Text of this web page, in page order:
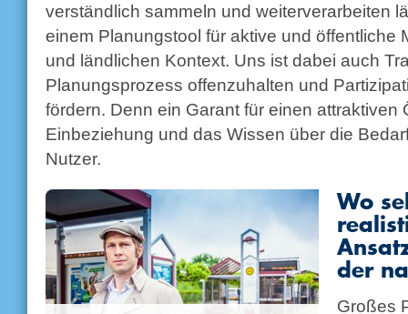
verständlich sammeln und weiterverarbeiten
einem Planungstool für aktive und öffentliche
und ländlichen Kontext. Uns ist dabei auch
Planungsprozess offenzuhalten und
fördern. Denn ein Garant für einen attraktiven
Einbeziehung und das Wissen über die
Nutzer.
Wo
der
Großes